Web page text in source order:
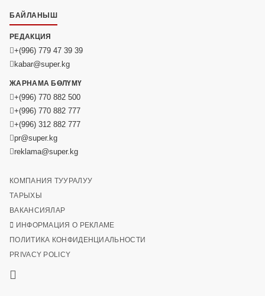
БАЙЛАНЫШ
РЕДАКЦИЯ
+(996) 779 47 39 39
kabar@super.kg
ЖАРНАМА БӨЛҮМҮ
+(996) 770 882 500
+(996) 770 882 777
+(996) 312 882 777
pr@super.kg
reklama@super.kg
КОМПАНИЯ ТУУРАЛУУ
ТАРЫХЫ
ВАКАНСИЯЛАР
ИНФОРМАЦИЯ О РЕКЛАМЕ
ПОЛИТИКА КОНФИДЕНЦИАЛЬНОСТИ
PRIVACY POLICY